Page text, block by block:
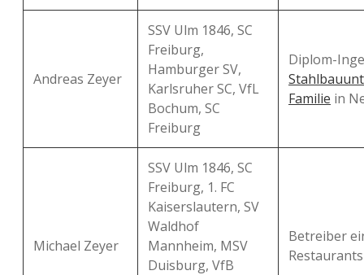
Andreas Zeyer
SSV Ulm 1846, SC
Freiburg,
Hamburger SV,
Karlsruher SC, VfL
Bochum, SC
Freiburg
Diplom-
Familie in
Michael Zeyer
SSV Ulm 1846, SC
Freiburg, 1. FC
Kaiserslautern, SV
Waldhof
Mannheim, MSV
Duisburg, VfB
Betreiber